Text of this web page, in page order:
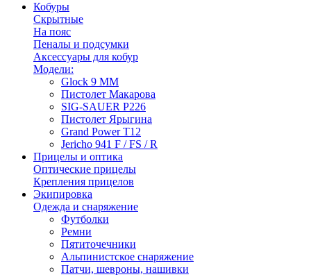
Кобуры
Скрытные
На пояс
Пеналы и подсумки
Аксессуары для кобур
Модели:
Glock 9 ММ
Пистолет Макарова
SIG-SAUER P226
Пистолет Ярыгина
Grand Power T12
Jericho 941 F / FS / R
Прицелы и оптика
Оптические прицелы
Крепления прицелов
Экипировка
Одежда и снаряжение
Футболки
Ремни
Пятиточечники
Альпинистское снаряжение
Патчи, шевроны, нашивки